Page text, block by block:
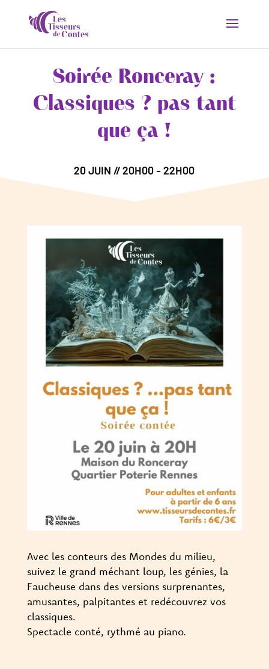
Soirée Ronceray :
Classiques ? pas tant
que ça !
20 JUIN // 20H00 - 22H00
Avec les conteurs des Mondes du milieu,
suivez le grand méchant loup, les génies, la
Faucheuse dans des versions surprenantes,
amusantes, palpitantes et redécouvrez vos
classiques.
Spectacle conté, rythmé au piano.